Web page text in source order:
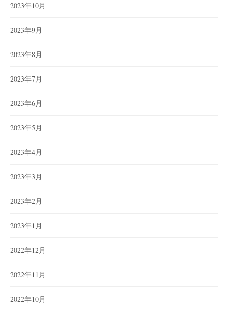
2023年10月
2023年9月
2023年8月
2023年7月
2023年6月
2023年5月
2023年4月
2023年3月
2023年2月
2023年1月
2022年12月
2022年11月
2022年10月